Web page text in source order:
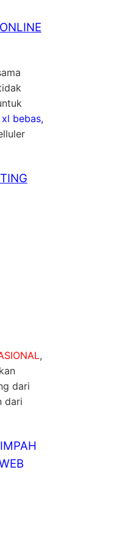
bebas,
,
dari
dari